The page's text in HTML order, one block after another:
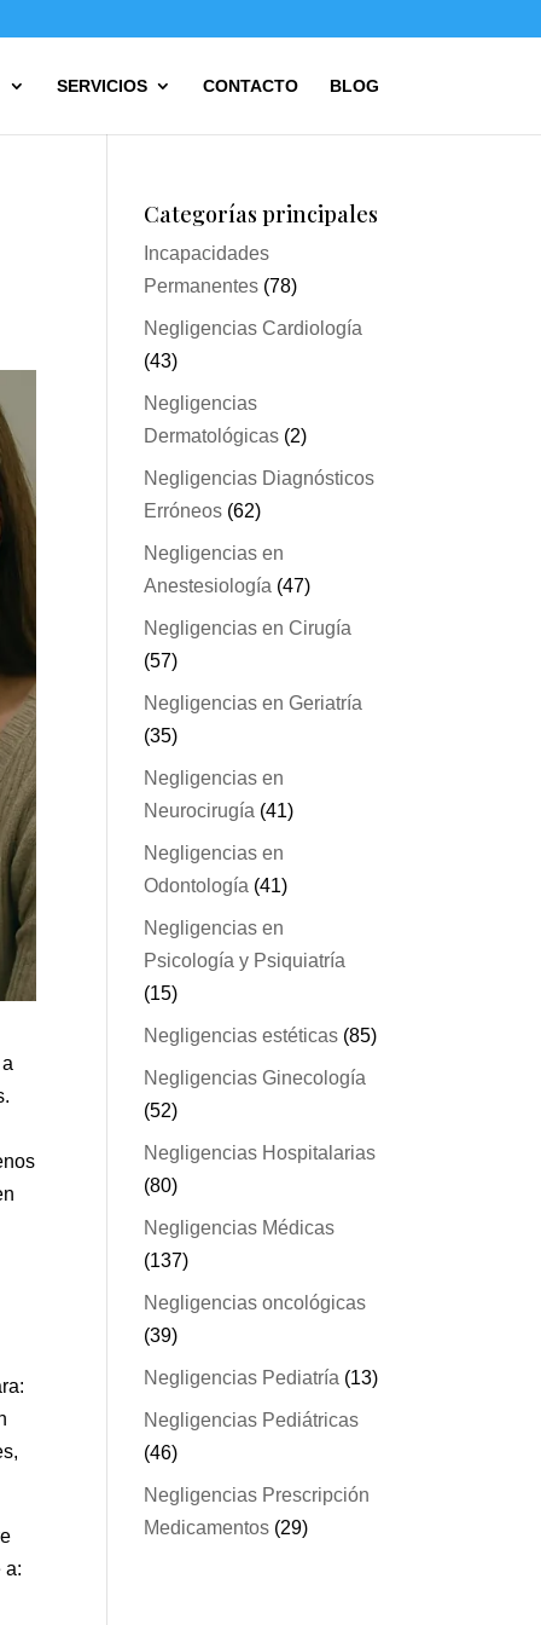
SERVICIOS CONTACTO BLOG
a:
Categorías principales
Incapacidades
Permanentes (78)
Negligencias Cardiología
(43)
Negligencias
Dermatológicas (2)
Negligencias Diagnósticos
Erróneos (62)
Negligencias en
Anestesiología (47)
Negligencias en Cirugía
(57)
Negligencias en Geriatría
(35)
Negligencias en
Neurocirugía (41)
Negligencias en
Odontología (41)
Negligencias en
Psicología y Psiquiatría
(15)
Negligencias estéticas (85)
Negligencias Ginecología
(52)
Negligencias Hospitalarias
(80)
Negligencias Médicas
(137)
Negligencias oncológicas
(39)
Negligencias Pediatría (13)
Negligencias Pediátricas
(46)
Negligencias Prescripción
Medicamentos (29)